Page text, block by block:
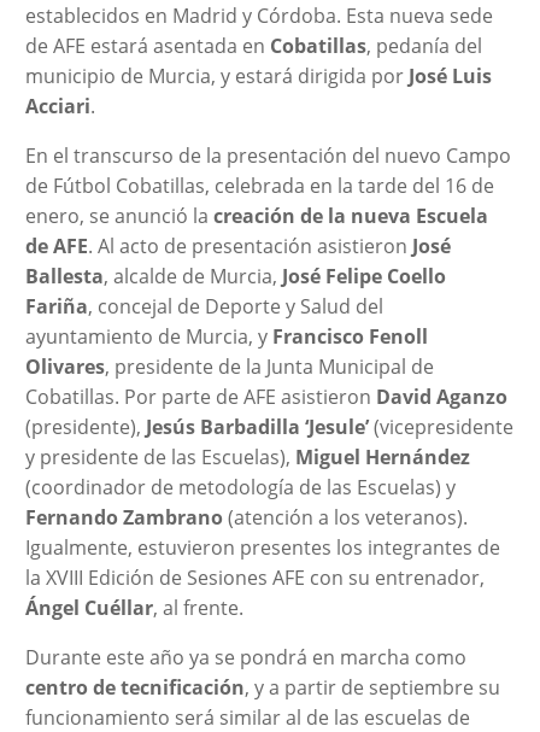
establecidos en Madrid y Córdoba. Esta nueva sede
de AFE estará asentada en Cobatillas, pedanía del
municipio de Murcia, y estará dirigida por José Luis
Acciari.
En el transcurso de la presentación del nuevo Campo
de Fútbol Cobatillas, celebrada en la tarde del 16 de
enero, se anunció la creación de la nueva Escuela
de AFE. Al acto de presentación asistieron José
Ballesta, alcalde de Murcia, José Felipe Coello
Fariña, concejal de Deporte y Salud del
ayuntamiento de Murcia, y Francisco Fenoll
Olivares, presidente de la Junta Municipal de
Cobatillas. Por parte de AFE asistieron David Aganzo
(presidente), Jesús Barbadilla ‘Jesule’(vicepresidente
y presidente de las Escuelas), Miguel Hernández
(coordinador de metodología de las Escuelas) y
Fernando Zambrano(atención a los veteranos).
Igualmente, estuvieron presentes los integrantes de
la XVIII Edición de Sesiones AFE con su entrenador,
Ángel Cuéllar, al frente.
Durante este año ya se pondrá en marcha como
centro de tecnificación, y a partir de septiembre su
funcionamiento será similar al de las escuelas de